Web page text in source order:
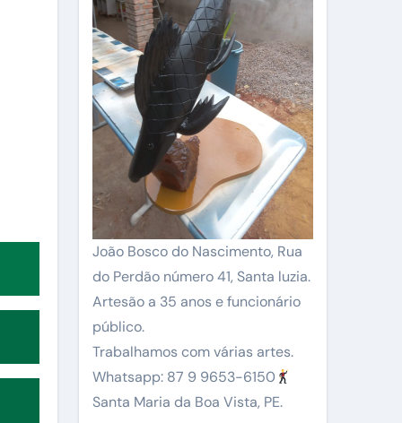
João Bosco do Nascimento, Rua
do Perdão número 41, Santa luzia.
Artesão a 35 anos e funcionário
público.
Trabalhamos com várias artes.
Whatsapp: 87 9 9653-6150
Santa Maria da Boa Vista, PE.